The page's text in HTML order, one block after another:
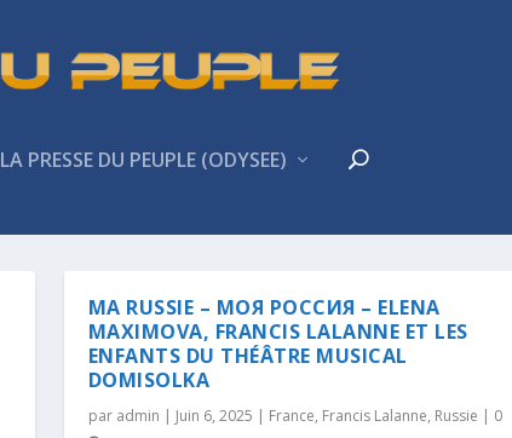
LA PRESSE DU PEUPLE (ODYSEE)
MA RUSSIE – МОЯ РОССИЯ – ELENA
MAXIMOVA, FRANCIS LALANNE ET LES
ENFANTS DU THÉÂTRE MUSICAL
DOMISOLKA
par admin | Juin 6, 2025 | France, Francis Lalanne, Russie | 0